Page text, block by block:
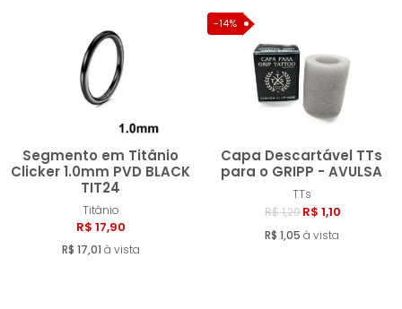
Segmento em Titânio
Clicker 1.0mm PVD BLACK
TIT24
Titânio
R$ 17,90
R$ 17,01 à vista
Comprar
-14%
Capa Descartável TTs
para o GRIPP - AVULSA
TTs
R$ 1,29 R$ 1,10
R$ 1,05 à vista